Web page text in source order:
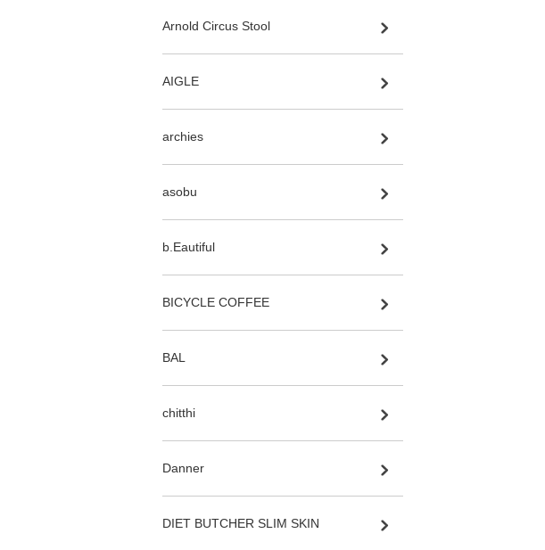
Arnold Circus Stool
AIGLE
archies
asobu
b.Eautiful
BICYCLE COFFEE
BAL
chitthi
Danner
DIET BUTCHER SLIM SKIN